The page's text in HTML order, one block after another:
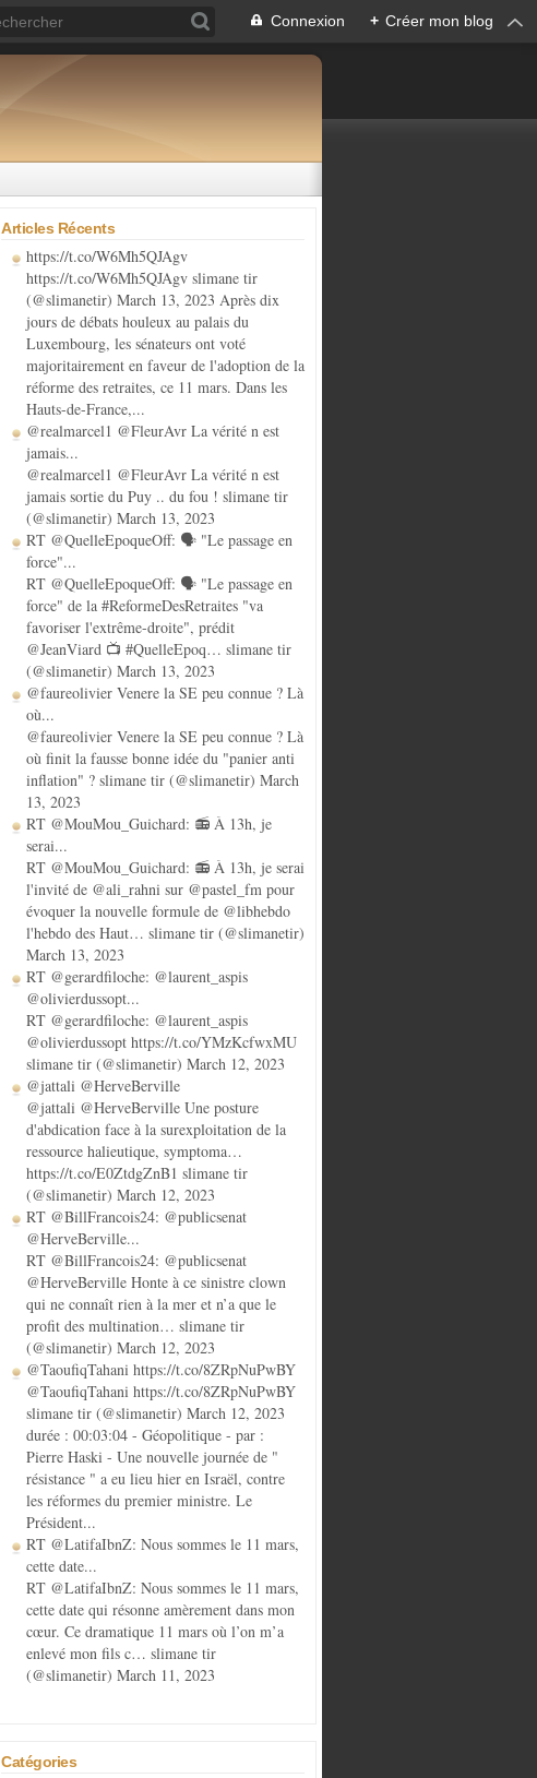
Connexion + Créer mon blog
Articles Récents
https://t.co/W6Mh5QJAgv
https://t.co/W6Mh5QJAgv slimane tir
(@slimanetir) March 13, 2023 Après dix
jours de débats houleux au palais du
Luxembourg, les sénateurs ont voté
majoritairement en faveur de l'adoption de la
réforme des retraites, ce 11 mars. Dans les
Hauts-de-France,...
@realmarcel1 @FleurAvr La vérité n est
jamais...
@realmarcel1 @FleurAvr La vérité n est
jamais sortie du Puy .. du fou ! slimane tir
(@slimanetir) March 13, 2023
RT @QuelleEpoqueOff: 🗣️ "Le passage en
force"...
RT @QuelleEpoqueOff: 🗣️ "Le passage en
force" de la #ReformeDesRetraites "va
favoriser l'extrême-droite", prédit
@JeanViard 📺 #QuelleEpoq… slimane tir
(@slimanetir) March 13, 2023
@faureolivier Venere la SE peu connue ? Là
où...
@faureolivier Venere la SE peu connue ? Là
où finit la fausse bonne idée du "panier anti
inflation" ? slimane tir (@slimanetir) March
13, 2023
RT @MouMou_Guichard: 📻 À 13h, je
serai...
RT @MouMou_Guichard: 📻 À 13h, je serai
l'invité de @ali_rahni sur @pastel_fm pour
évoquer la nouvelle formule de @libhebdo
l'hebdo des Haut… slimane tir (@slimanetir)
March 13, 2023
RT @gerardfiloche: @laurent_aspis
@olivierdussopt...
RT @gerardfiloche: @laurent_aspis
@olivierdussopt https://t.co/YMzKcfwxMU
slimane tir (@slimanetir) March 12, 2023
@jattali @HerveBerville
@jattali @HerveBerville Une posture
d'abdication face à la surexploitation de la
ressource halieutique, symptoma…
https://t.co/E0ZtdgZnB1 slimane tir
(@slimanetir) March 12, 2023
RT @BillFrancois24: @publicsenat
@HerveBerville...
RT @BillFrancois24: @publicsenat
@HerveBerville Honte à ce sinistre clown
qui ne connaît rien à la mer et n’a que le
profit des multination… slimane tir
(@slimanetir) March 12, 2023
@TaoufiqTahani https://t.co/8ZRpNuPwBY
@TaoufiqTahani https://t.co/8ZRpNuPwBY
slimane tir (@slimanetir) March 12, 2023
durée : 00:03:04 - Géopolitique - par :
Pierre Haski - Une nouvelle journée de "
résistance " a eu lieu hier en Israël, contre
les réformes du premier ministre. Le
Président...
RT @LatifaIbnZ: Nous sommes le 11 mars,
cette date...
RT @LatifaIbnZ: Nous sommes le 11 mars,
cette date qui résonne amèrement dans mon
cœur. Ce dramatique 11 mars où l’on m’a
enlevé mon fils c… slimane tir
(@slimanetir) March 11, 2023
Catégories